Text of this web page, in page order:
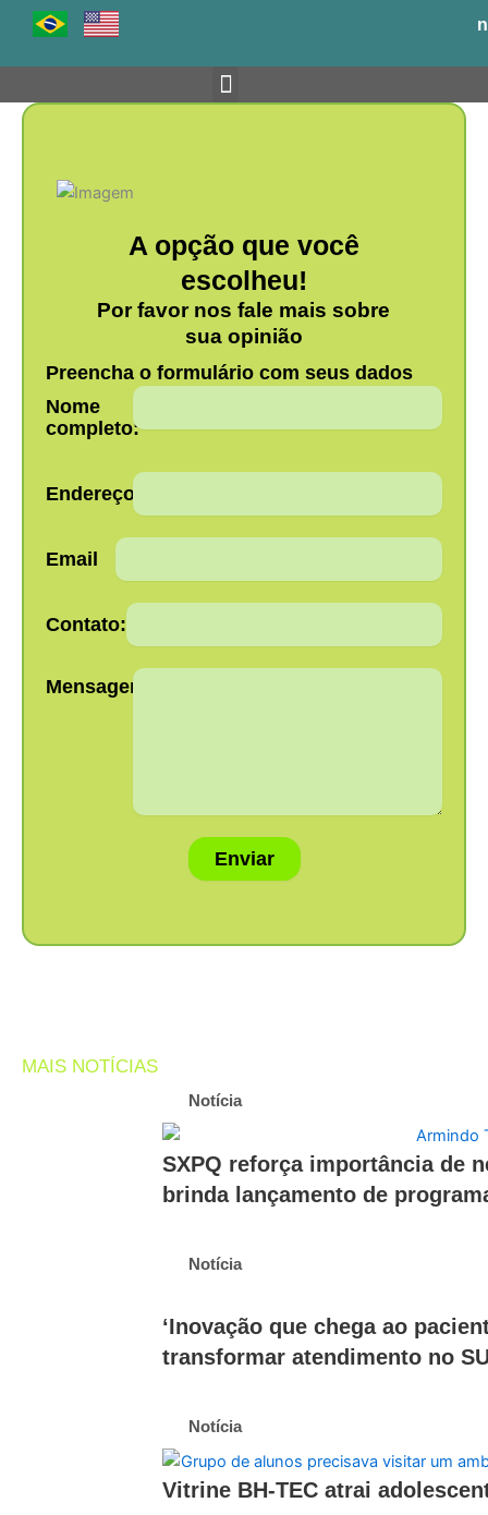
o
A opção que você
escolheu!
Por favor nos fale mais sobre
sua opinião
Preencha o formulário com seus dados
Nome
completo:
Endereço:
Email
Contato:
Mensagem:
Enviar
MAIS NOTÍCIAS
Notícia
SXPQ reforça importância de
brinda lançamento de
Notícia
‘Inovação que chega ao
transformar atendimento no
Notícia
Vitrine BH-TEC atrai